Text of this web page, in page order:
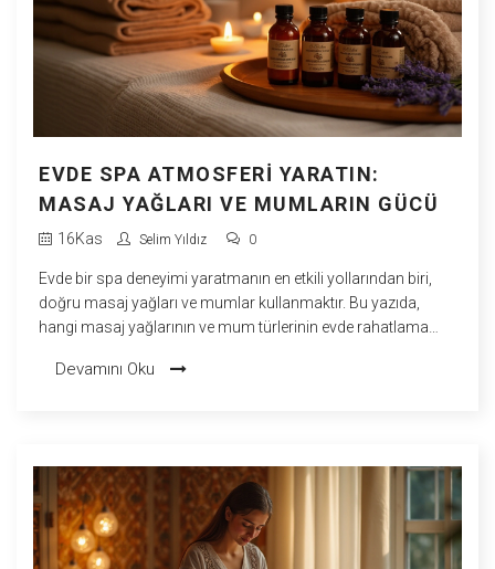
EVDE SPA ATMOSFERI YARATIN:
MASAJ YAĞLARI VE MUMLARIN GÜCÜ
16Kas Selim Yıldız 0
Evde bir spa deneyimi yaratmanın en etkili yollarından biri,
doğru masaj yağları ve mumlar kullanmaktır. Bu yazıda,
hangi masaj yağlarının ve mum türlerinin evde rahatlama
bir spa atmosferi oluşturmanın püf noktalarını
Devamını Oku